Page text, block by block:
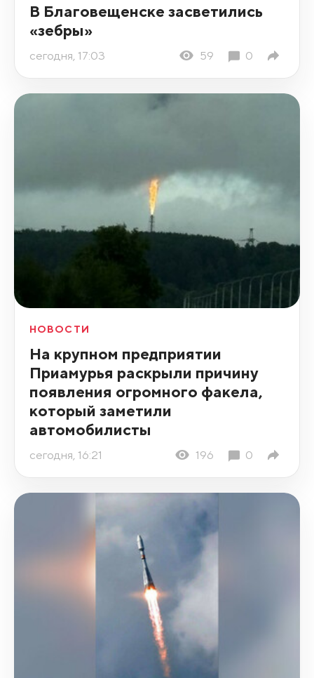
В Благовещенске засветились
«зебры»
сегодня, 17:03 59 0
НОВОСТИ
На крупном предприятии
Приамурья раскрыли причину
появления огромного факела,
который заметили
автомобилисты
сегодня, 16:21 196 0